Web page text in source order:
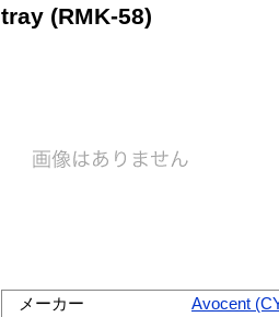
tray (RMK-58)
メーカー
Avocent